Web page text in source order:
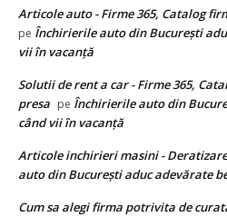
Articole auto - Firme 365, Catalog
pe Închirierile auto din București
vii în vacanță
Solutii de rent a car - Firme 365,
presa pe Închirierile auto din
când vii în vacanță
Articole inchirieri masini -
auto din București aduc adevărate
Cum sa alegi firma potrivita de